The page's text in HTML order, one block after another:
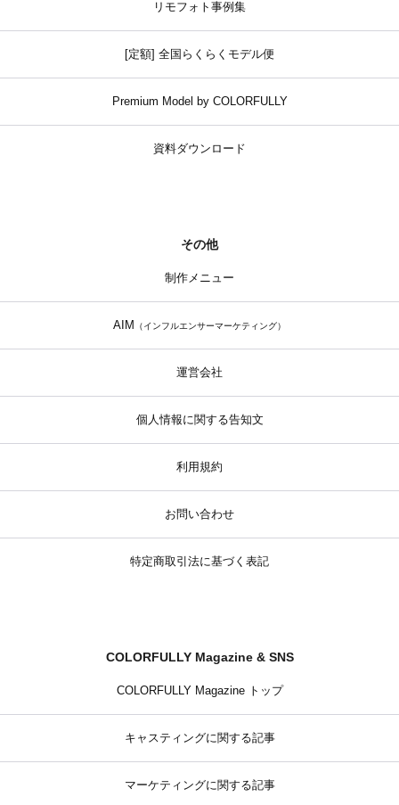
リモフォト事例集
[定額] 全国らくらくモデル便
Premium Model by COLORFULLY
資料ダウンロード
その他
制作メニュー
AIM （インフルエンサーマーケティング）
運営会社
個人情報に関する告知文
利用規約
お問い合わせ
特定商取引法に基づく表記
COLORFULLY Magazine & SNS
COLORFULLY Magazine トップ
キャスティングに関する記事
マーケティングに関する記事